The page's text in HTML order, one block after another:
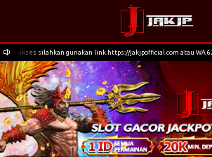
https://jakjpofficial.com atau WA 6287860544365